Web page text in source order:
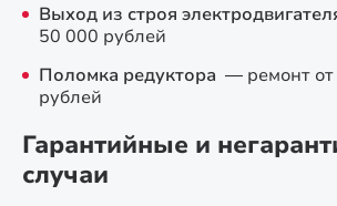
Выход из строя
50 000 рублей
Поломка редуктора — ремонт
рублей
Гарантийные и
случаи